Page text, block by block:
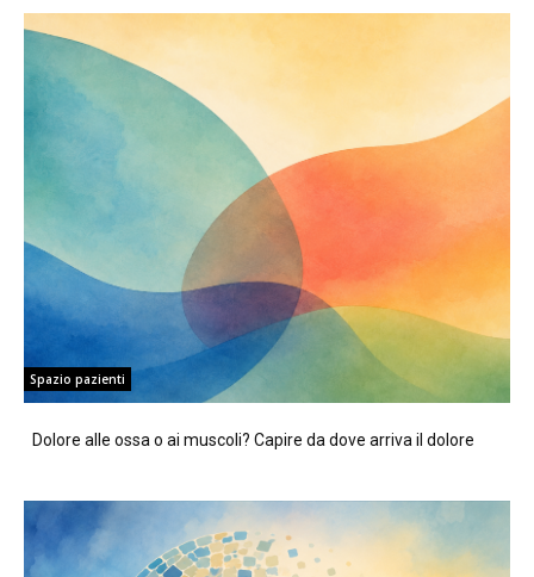
Spazio pazienti
Dolore alle ossa o ai muscoli? Capire da dove arriva il dolore